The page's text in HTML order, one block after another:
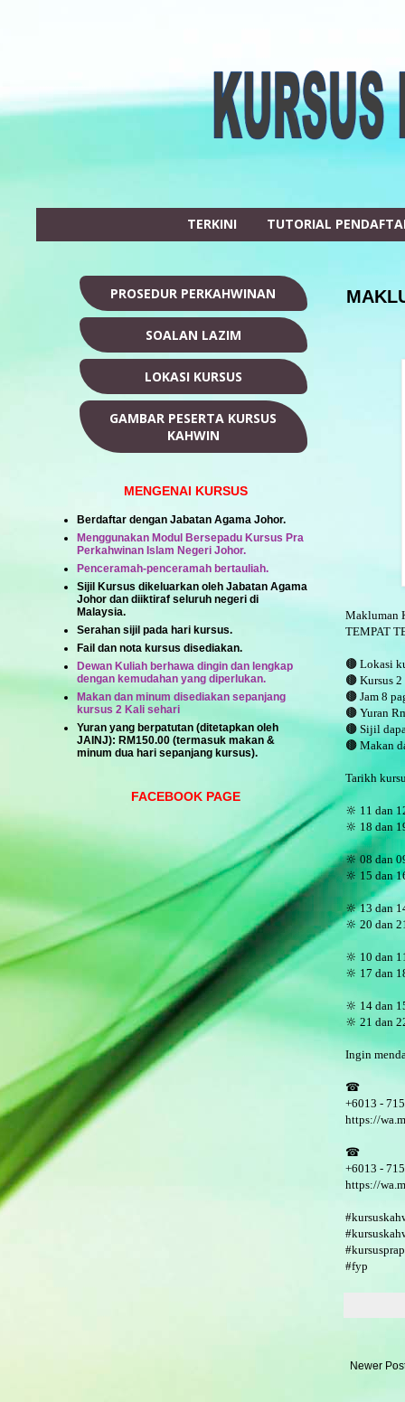
TERKINI TUTORIAL
Makluman
TEMPAT
🟤 Lokasi
🟤 Kursus
🟤 Jam 8
🟤 Yuran
🟤 Sijil
🟤 Makan
Tarikh
🔆 11 dan
🔆 18 dan
🔆 08 dan
🔆 15 dan
🔆 13 dan
🔆 20 dan
🔆 10 dan
🔆 17 dan
🔆 14 dan
🔆 21 dan
Ingin
☎
+6013 -
https://
☎
+6013 -
https://
#fyp
Newer
PROSEDUR PERKAHWINAN
SOALAN LAZIM
LOKASI KURSUS
GAMBAR PESERTA KURSUS
KAHWIN
MENGENAI KURSUS
Berdaftar dengan Jabatan Agama Johor.
Menggunakan Modul Bersepadu Kursus Pra
Perkahwinan Islam Negeri Johor.
Penceramah-penceramah bertauliah.
Sijil Kursus dikeluarkan oleh Jabatan Agama
Johor dan diiktiraf seluruh negeri di
Malaysia.
Serahan sijil pada hari kursus.
Fail dan nota kursus disediakan.
Dewan Kuliah berhawa dingin dan lengkap
dengan kemudahan yang diperlukan.
Makan dan minum disediakan sepanjang
kursus 2 Kali sehari
Yuran yang berpatutan (ditetapkan oleh
JAINJ): RM150.00 (termasuk makan &
minum dua hari sepanjang kursus).
FACEBOOK PAGE